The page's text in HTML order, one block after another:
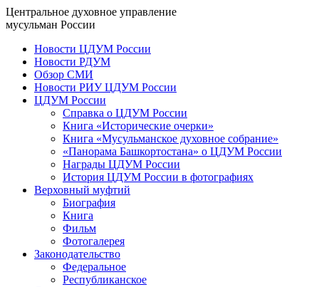
Центральное духовное управление
мусульман России
Новости ЦДУМ России
Новости РДУМ
Обзор СМИ
Новости РИУ ЦДУМ России
ЦДУМ России
Справка о ЦДУМ России
Книга «Исторические очерки»
Книга «Мусульманское духовное собрание»
«Панорама Башкортостана» о ЦДУМ России
Награды ЦДУМ России
История ЦДУМ России в фотографиях
Верховный муфтий
Биография
Книга
Фильм
Фотогалерея
Законодательство
Федеральное
Республиканское